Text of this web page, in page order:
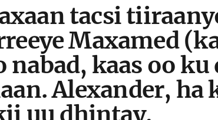
tacsi
Maxamed
nabad, kaas oo
Alexander, ha